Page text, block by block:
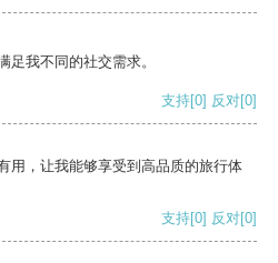
足我不同的社交需求。
支持[0] 反对[0]
用，让我能够享受到高品质的旅行体
支持[0] 反对[0]